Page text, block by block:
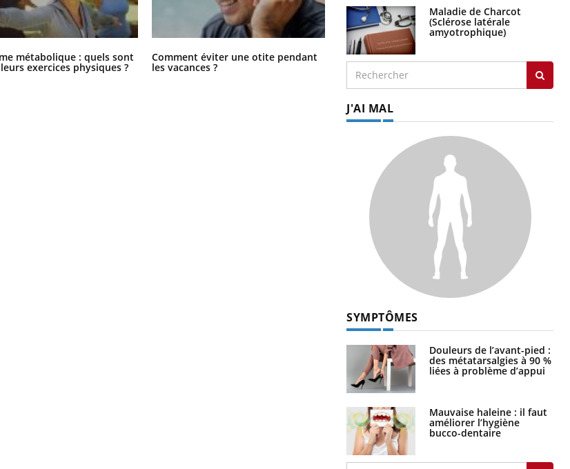
métabolique : quels sont
exercices physiques ?
Comment éviter une otite pendant
les vacances ?
Hantavirus : un cas détecté chez un
touriste en France
Maladie de Charcot
(Sclérose latérale
amyotrophique)
J'AI MAL
SYMPTÔMES
Douleurs de l’avant-pied :
des métatarsalgies à 90 %
liées à problème d’appui
Mauvaise haleine : il faut
améliorer l’hygiène
bucco-dentaire